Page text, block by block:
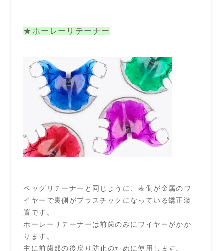
★ホーレーリテーナー
ベッグリテーナーと同じように、表側が金属のワ
イヤーで裏側がプラスチックになっている矯正装
置です。
ホーレーリテーナーは前歯のみにワイヤーがかか
ります。
主に前歯部の後戻り防止のために使用します。